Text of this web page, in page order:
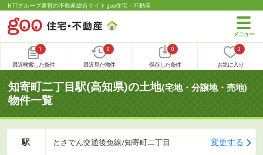
NTTグループ運営の不動産総合サイト goo住宅・不動産
1
最近検索した条件
0
最近見た物件
0
保存した条件
0
お気に入り
知寄町二丁目駅(高知県)の土地(宅地・分譲地・売地)
物件一覧
駅 とさでん交通後免線/知寄町二丁目 変更する